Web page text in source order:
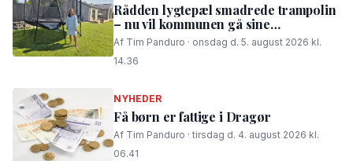
Rådden lygtepæl smadrede trampolin
– nu vil kommunen gå sine
procedurer efter
Af Tim Panduro · onsdag d. 5. august 2026 kl.
14.36
NYHEDER
Få børn er fattige i Dragør
Af Tim Panduro · tirsdag d. 4. august 2026 kl.
06.41